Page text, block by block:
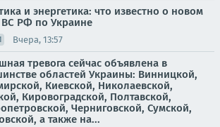
и энергетика: что известно о новом
ВС РФ по Украине
Вчера, 13:57
тревога сейчас объявлена в
областей Украины: Винницкой,
Киевской, Николаевской,
Кировоградской, Полтавской,
Черниговской, Сумской,
а также на...